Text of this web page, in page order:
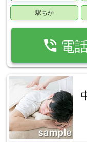
駅ちか
phone_in_talk 電